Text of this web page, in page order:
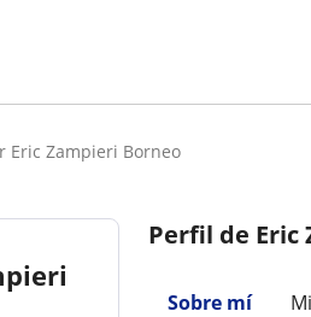
Eric Zampieri Borneo
Perfil de Eric
Sobre mí